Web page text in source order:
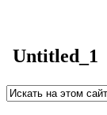
Untitled_1